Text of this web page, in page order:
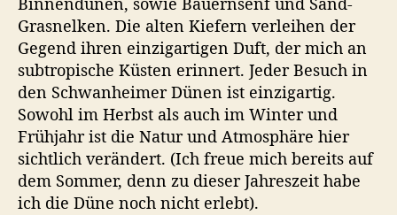
Grasnelken. Die alten Kiefern verleihen der
Gegend ihren einzigartigen Duft, der mich an
subtropische Küsten erinnert. Jeder Besuch in
den Schwanheimer Dünen ist einzigartig.
Sowohl im Herbst als auch im Winter und
Frühjahr ist die Natur und Atmosphäre hier
sichtlich verändert. (Ich freue mich bereits auf
dem Sommer, denn zu dieser Jahreszeit habe
ich die Düne noch nicht erlebt).